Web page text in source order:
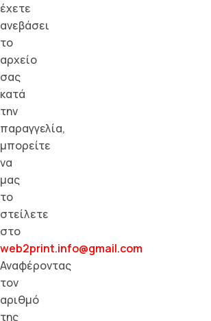
έχετε
ανεβάσει
το
αρχείο
σας
κατά
την
παραγγελία,
μπορείτε
να
μας
το
στείλετε
στο
web2print.info@gmail.com
Αναφέροντας
τον
αριθμό
της